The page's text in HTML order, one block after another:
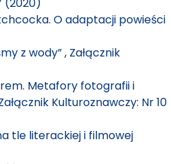
O adaptacji powieści
z wody”, Załącznik
Metafory fotografii i
Kulturoznawczy: Nr 10
tle literackiej i filmowej